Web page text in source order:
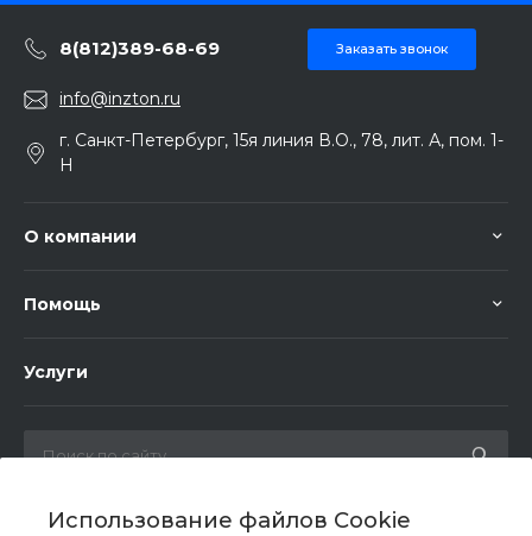
Использование файлов Cookie
8(812)389-68-69 Заказать звонок
info@inzton.ru
г. Санкт-Петербург, 15я линия В.О., 78, лит. А, пом. 1-
Н
О компании
Помощь
Услуги